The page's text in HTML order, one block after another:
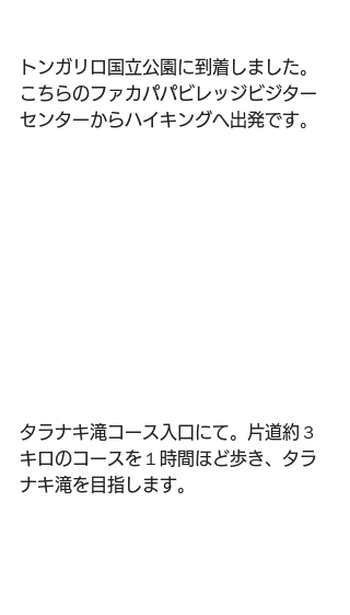
トンガリロ国立公園に到着しました。
こちらのファカパパビレッジビジター
センターからハイキングへ出発です。
タラナキ滝コース入口にて。片道約３
キロのコースを１時間ほど歩き、タラ
ナキ滝を目指します。